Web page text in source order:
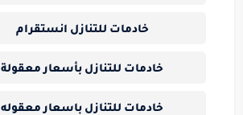
خادمات للتنازل انستقرام
خادمات للتنازل بأسعار معقولة
خادمات للتنازل باسعار معقوله